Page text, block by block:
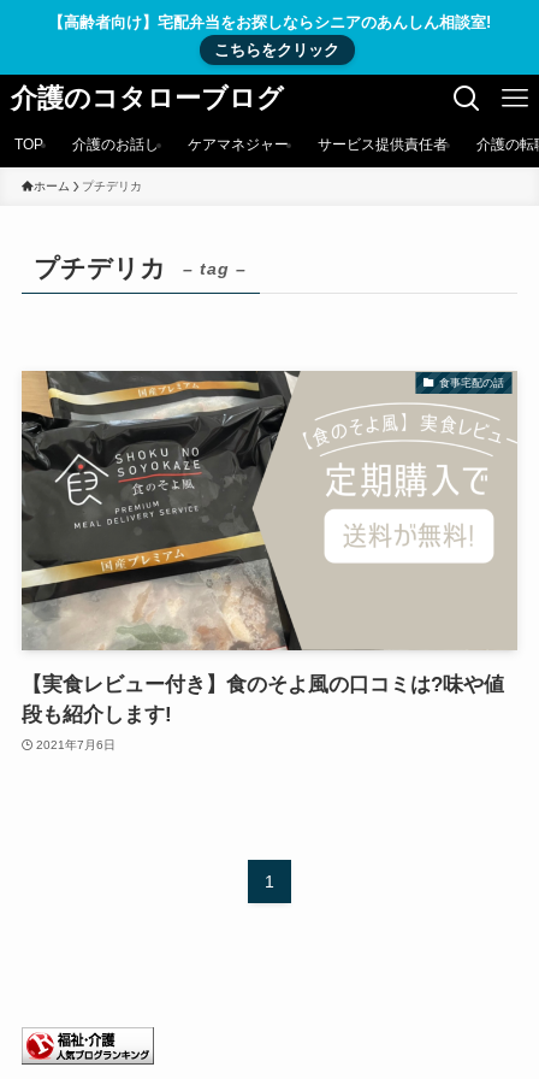
【高齢者向け】宅配弁当をお探しならシニアのあんしん相談室!
こちらをクリック
介護のコタローブログ
TOP 介護のお話し ケアマネジャー サービス提供責任者 介護の転
ホーム プチデリカ
プチデリカ – tag –
食事宅配の話
【実食レビュー付き】食のそよ風の口コミは?味や値
段も紹介します!
2021年7月6日
1